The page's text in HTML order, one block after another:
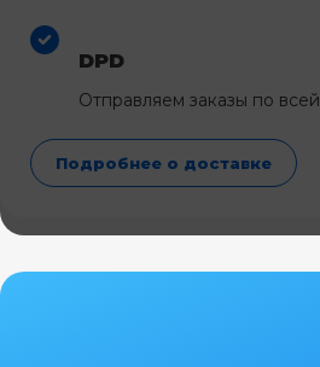
DPD
Отправляем заказы по
Подробнее о доставке